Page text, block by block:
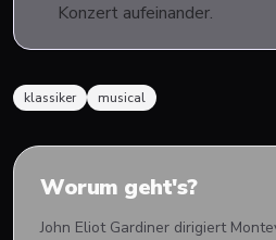
Konzert aufeinander.
klassiker musical
Worum geht's?
John Eliot Gardiner dirigiert